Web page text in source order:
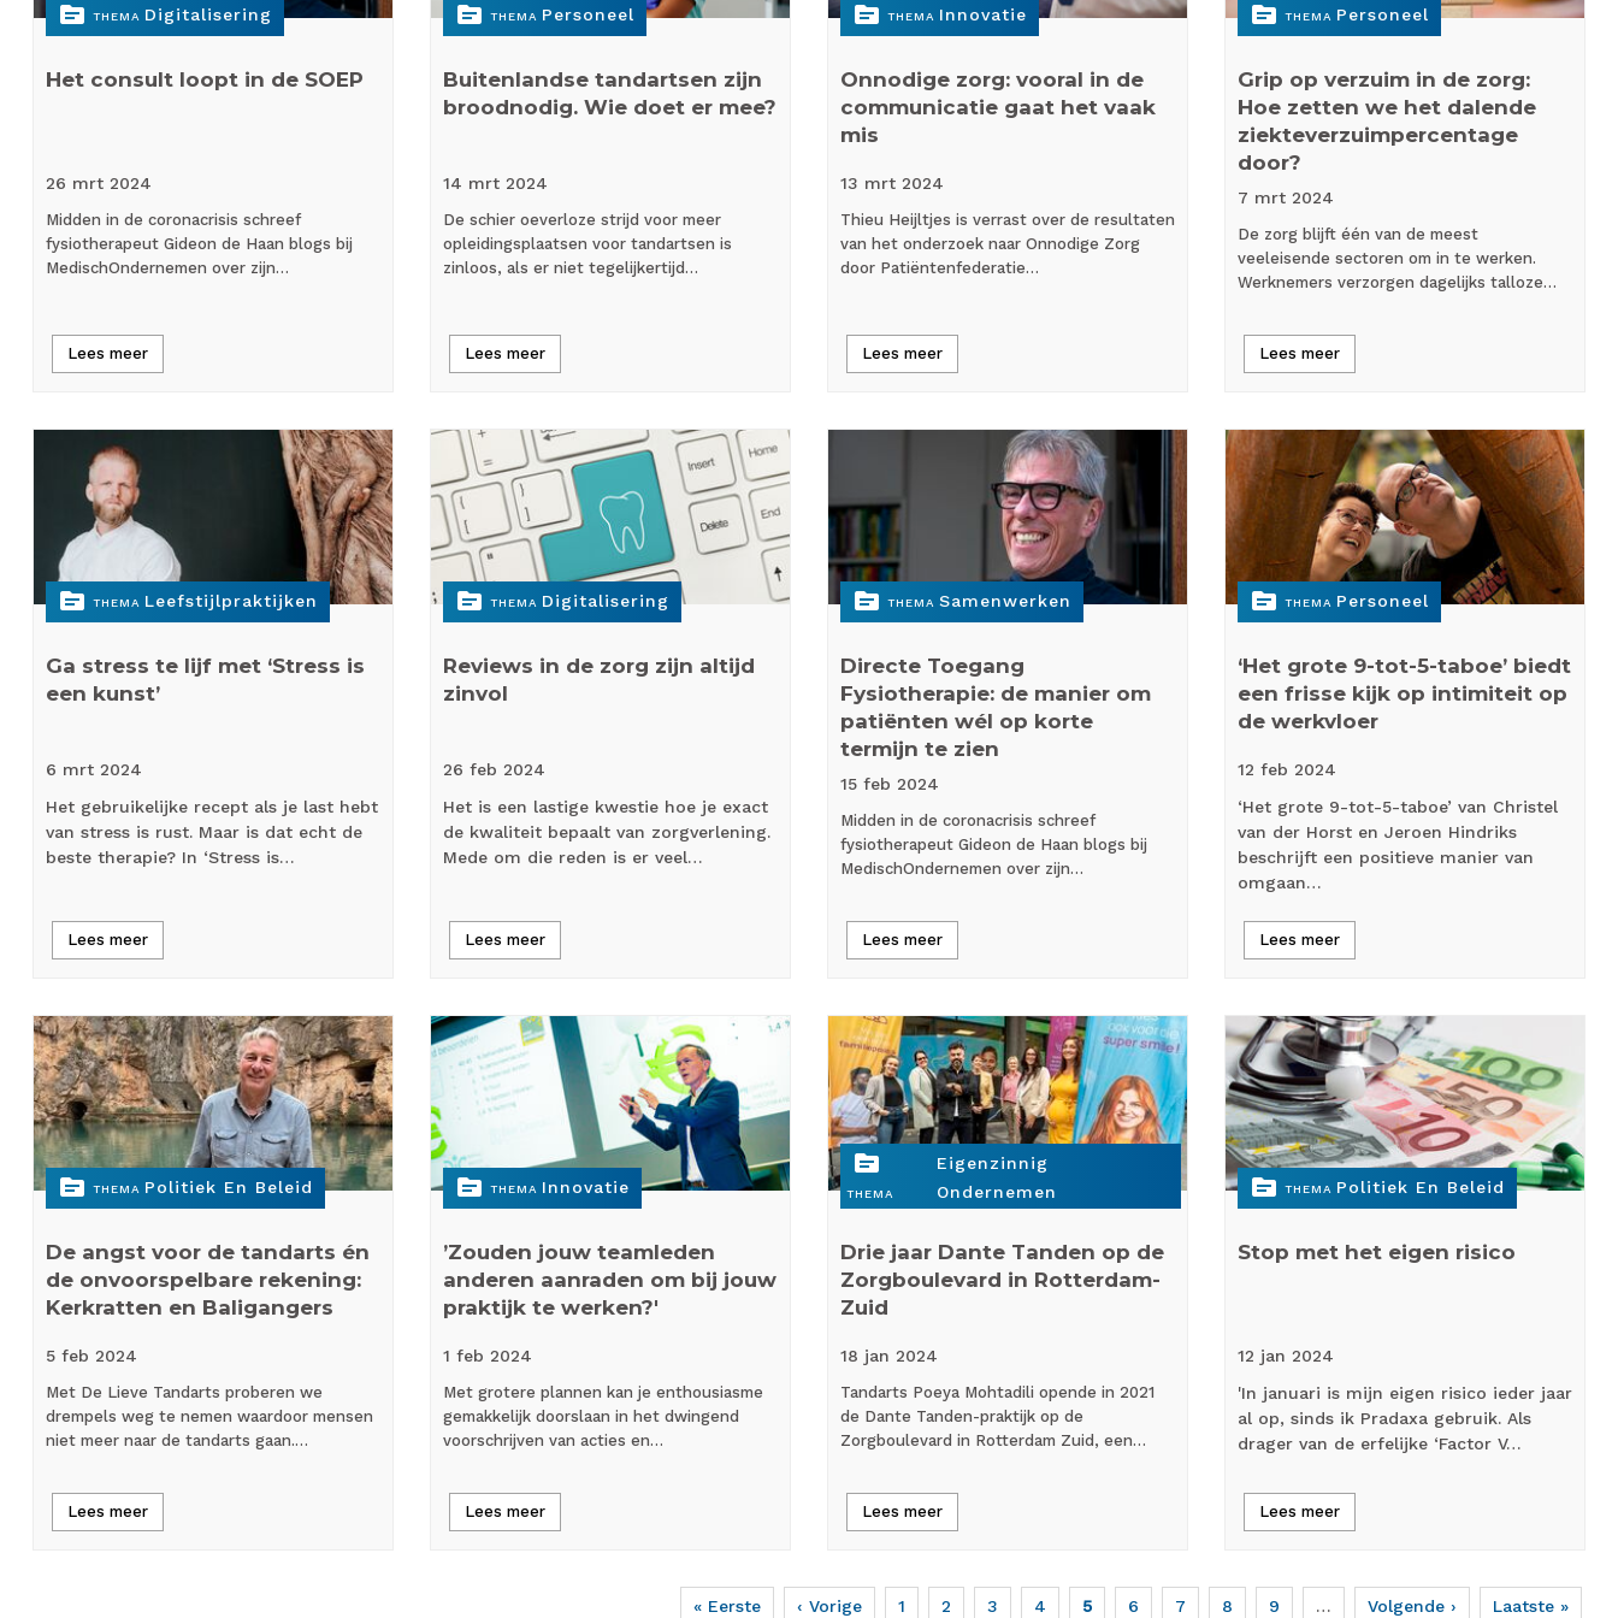
topic THEMA Digitalisering
Het consult loopt in de SOEP
26 mrt 2024
Midden in de coronacrisis schreef
fysiotherapeut Gideon de Haan blogs bij
MedischOndernemen over zijn…
Lees meer
topic THEMA Personeel
Buitenlandse tandartsen zijn
broodnodig. Wie doet er mee?
14 mrt 2024
De schier oeverloze strijd voor meer
opleidingsplaatsen voor tandartsen is
zinloos, als er niet tegelijkertijd…
Lees meer
topic THEMA Innovatie
Onnodige zorg: vooral in de
communicatie gaat het vaak
mis
13 mrt 2024
Thieu Heijltjes is verrast over de resultaten
van het onderzoek naar Onnodige Zorg
door Patiëntenfederatie…
Lees meer
topic THEMA Personeel
Grip op verzuim in de zorg:
Hoe zetten we het dalende
ziekteverzuimpercentage
door?
7 mrt 2024
De zorg blijft één van de meest
veeleisende sectoren om in te werken.
Werknemers verzorgen dagelijks talloze…
Lees meer
topic THEMA Leefstijlpraktijken
Ga stress te lijf met ‘Stress is
een kunst’
6 mrt 2024
Het gebruikelijke recept als je last hebt
van stress is rust. Maar is dat echt de
beste therapie? In ‘Stress is…
Lees meer
topic THEMA Digitalisering
Reviews in de zorg zijn altijd
zinvol
26 feb 2024
Het is een lastige kwestie hoe je exact
de kwaliteit bepaalt van zorgverlening.
Mede om die reden is er veel…
Lees meer
topic THEMA Samenwerken
Directe Toegang
Fysiotherapie: de manier om
patiënten wél op korte
termijn te zien
15 feb 2024
Midden in de coronacrisis schreef
fysiotherapeut Gideon de Haan blogs bij
MedischOndernemen over zijn…
Lees meer
topic THEMA Personeel
‘Het grote 9-tot-5-taboe’ biedt
een frisse kijk op intimiteit op
de werkvloer
12 feb 2024
‘Het grote 9-tot-5-taboe’ van Christel
van der Horst en Jeroen Hindriks
beschrijft een positieve manier van
omgaan…
Lees meer
topic THEMA Politiek En Beleid
De angst voor de tandarts én
de onvoorspelbare rekening:
Kerkratten en Baligangers
5 feb 2024
Met De Lieve Tandarts proberen we
drempels weg te nemen waardoor mensen
niet meer naar de tandarts gaan.…
Lees meer
topic THEMA Innovatie
’Zouden jouw teamleden
anderen aanraden om bij jouw
praktijk te werken?'
1 feb 2024
Met grotere plannen kan je enthousiasme
gemakkelijk doorslaan in het dwingend
voorschrijven van acties en…
Lees meer
topic
THEMA
Eigenzinnig
Ondernemen
Drie jaar Dante Tanden op de
Zorgboulevard in Rotterdam-
Zuid
18 jan 2024
Tandarts Poeya Mohtadili opende in 2021
de Dante Tanden-praktijk op de
Zorgboulevard in Rotterdam Zuid, een…
Lees meer
topic THEMA Politiek En Beleid
Stop met het eigen risico
12 jan 2024
'In januari is mijn eigen risico ieder jaar
al op, sinds ik Pradaxa gebruik. Als
drager van de erfelijke ‘Factor V…
Lees meer
Eerste
« Eerste Vorige
‹ Vorige Page
1 Page
2 Page
3 Page
4 Huidige
5 Page
6 Page
7 Page
8 Page
9 … Volgende
Volgende › Laatste
Laatste »